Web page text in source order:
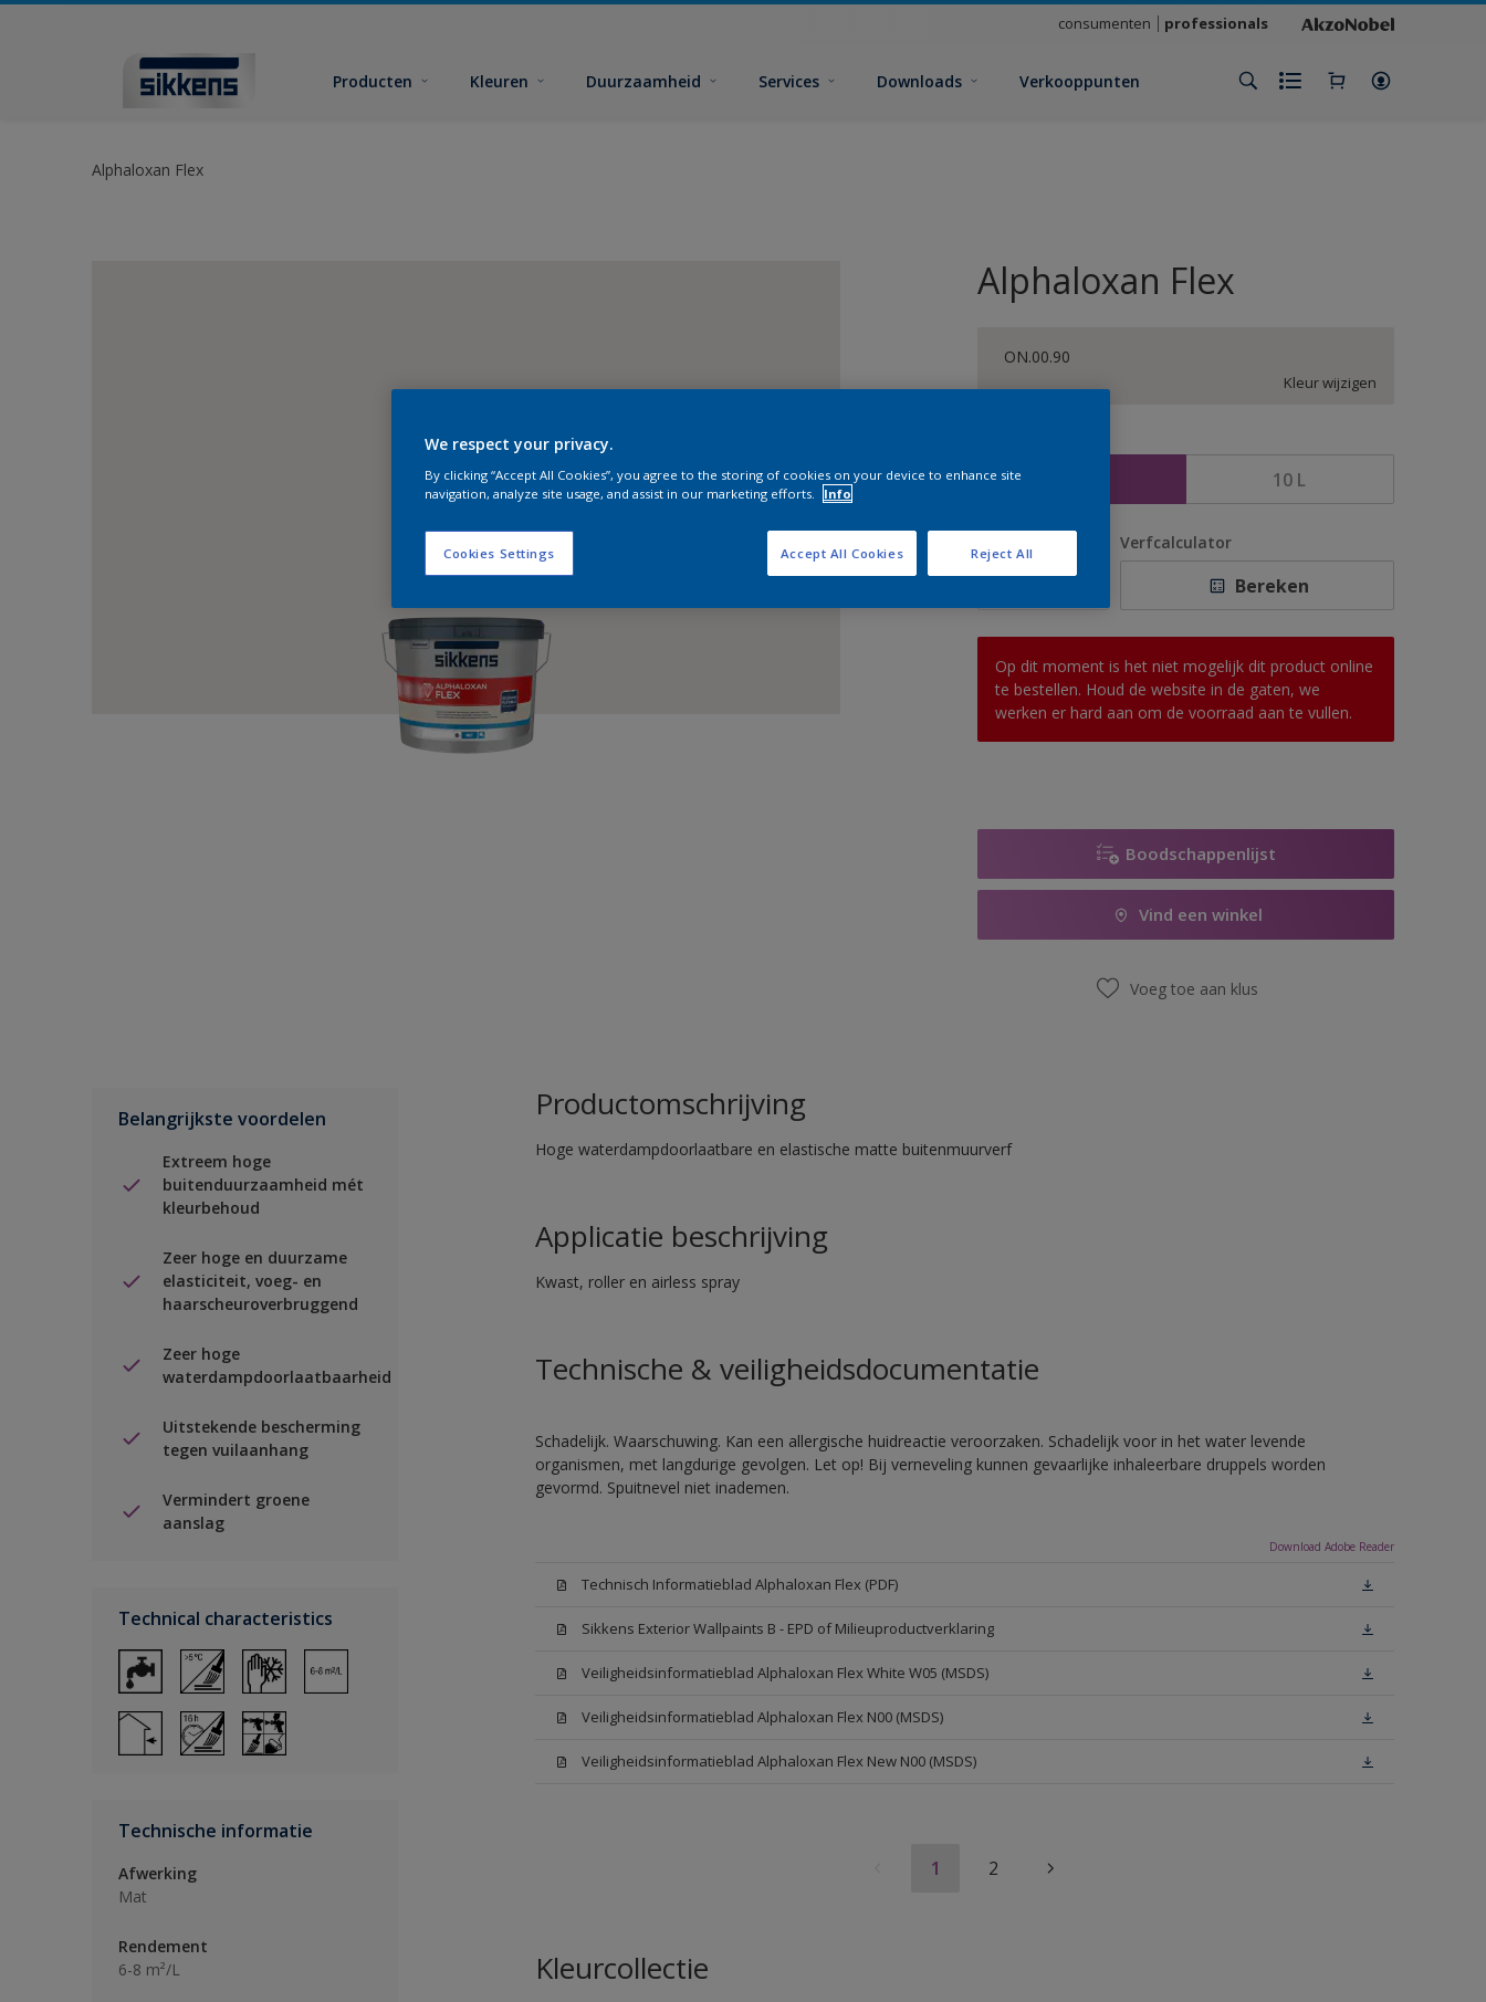
consumenten professionals
Producten Kleuren Duurzaamheid Services Downloads Verkooppunten
Alphaloxan Flex
Alphaloxan Flex
ON.00.90
Kleur wijzigen
10 L
Verfcalculator
Bereken
Op dit moment is het niet mogelijk dit product online
te bestellen. Houd de website in de gaten, we
werken er hard aan om de voorraad aan te vullen.
Boodschappenlijst
Vind een winkel
Voeg toe aan klus
Belangrijkste voordelen
Extreem hoge
buitenduurzaamheid mét
kleurbehoud
Zeer hoge en duurzame
elasticiteit, voeg- en
haarscheuroverbruggend
Zeer hoge
waterdampdoorlaatbaarheid
Uitstekende bescherming
tegen vuilaanhang
Vermindert groene
aanslag
Technical characteristics
Technische informatie
Afwerking
Mat
Rendement
6-8 m²/L
Productomschrijving
Hoge waterdampdoorlaatbare en elastische matte buitenmuurverf
Applicatie beschrijving
Kwast, roller en airless spray
Technische & veiligheidsdocumentatie
Schadelijk. Waarschuwing. Kan een allergische huidreactie veroorzaken. Schadelijk voor in het water levende
organismen, met langdurige gevolgen. Let op! Bij verneveling kunnen gevaarlijke inhaleerbare druppels worden
gevormd. Spuitnevel niet inademen.
Download Adobe Reader
Technisch Informatieblad Alphaloxan Flex (PDF)
Sikkens Exterior Wallpaints B - EPD of Milieuproductverklaring
Veiligheidsinformatieblad Alphaloxan Flex White W05 (MSDS)
Veiligheidsinformatieblad Alphaloxan Flex N00 (MSDS)
Veiligheidsinformatieblad Alphaloxan Flex New N00 (MSDS)
1 2
Kleurcollectie
We respect your privacy.
By clicking “Accept All Cookies”, you agree to the storing of cookies on your device to enhance site
navigation, analyze site usage, and assist in our marketing efforts.
Info
Cookies Settings Reject All
Accept All Cookies